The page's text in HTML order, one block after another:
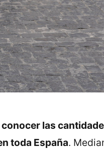
conocer las
toda España.